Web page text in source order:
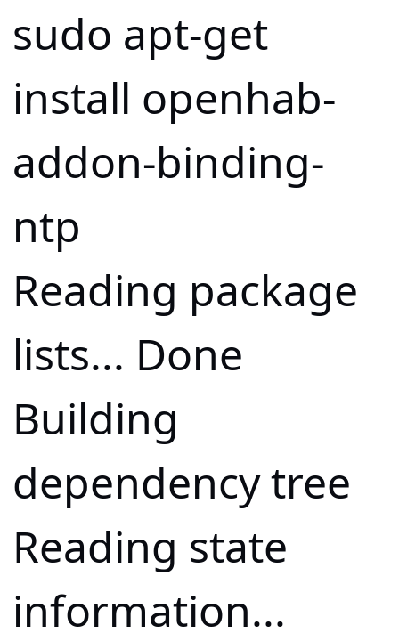
sudo apt-get
install openhab-
addon-binding-
ntp
Reading package
lists... Done
Building
dependency tree
Reading state
information...